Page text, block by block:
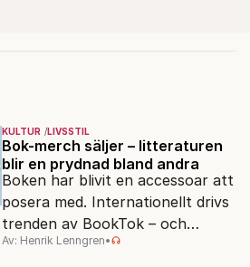
KULTUR LIVSSTIL
Bok-merch säljer – litteraturen
blir en prydnad bland andra
Boken har blivit en accessoar att
posera med. Internationellt drivs
trenden av BookTok – och
förlagen följer efter.
Av: Henrik Lenngren•